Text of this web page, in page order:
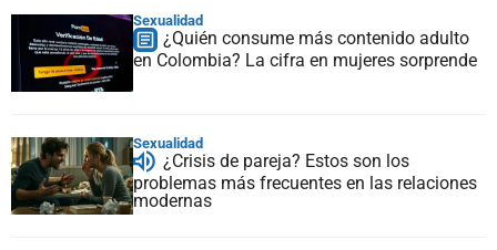
Sexualidad
¿Quién consume más contenido adulto
en Colombia? La cifra en mujeres sorprende
Sexualidad
¿Crisis de pareja? Estos son los
problemas más frecuentes en las relaciones
modernas